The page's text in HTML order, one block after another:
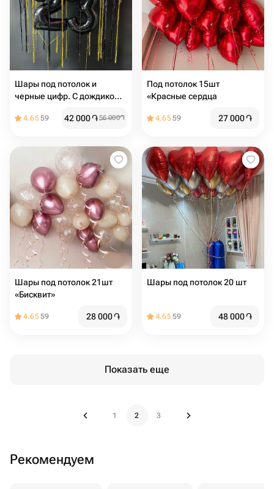
Шары под потолок и
черные цифр. С дождиком,
день рождения для мужчин
4.6559 42 000֏56 000֏
Под потолок 15шт
«Красные сердца
4.6559 27 000֏
Шары под потолок 21шт
«Бисквит»
4.6559 28 000֏
Шары под потолок 20 шт
4.6559 48 000֏
Показать еще
1 2 3
Рекомендуем